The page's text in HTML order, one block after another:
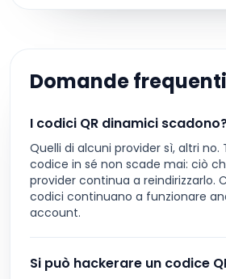
Domande frequenti
I codici QR dinamici
Quelli di alcuni provider sì, altri
codice in sé non scade mai: ciò
provider continua a reindirizzarlo.
codici continuano a funzionare
account.
Si può hackerare un codice